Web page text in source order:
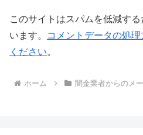
このサイトはスパムを低減す
います。
コメントデータの処
ください。
ホーム 闇金業者からのメ